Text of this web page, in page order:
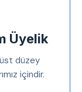
Üyelik
düzey
içindir.